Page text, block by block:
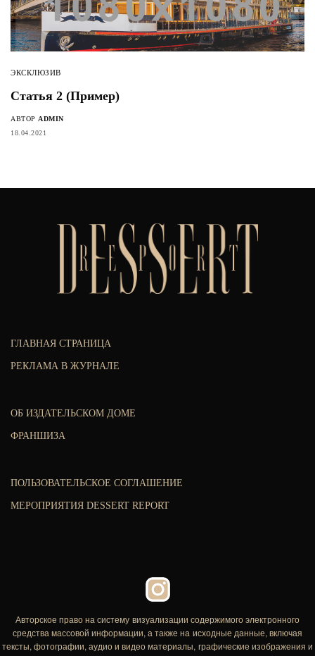
ЭКСКЛЮЗИВ
Статья 2 (Пример)
АВТОР ADMIN
18.04.2021
ГЛАВНАЯ СТРАНИЦА
РЕКЛАМА В ЖУРНАЛЕ
ОБ ИЗДАТЕЛЬСКОМ ДОМЕ
ФРАНШИЗА
ПОЛЬЗОВАТЕЛЬСКОЕ СОГЛАШЕНИЕ
МЕРОПРИЯТИЯ DESSERT REPORT
Авторское право на систему визуализации содержимого электронного
средства массовой информации, а также на исходные данные, включая
тексты, фотографии, аудио и видео материалы, графические изображения и